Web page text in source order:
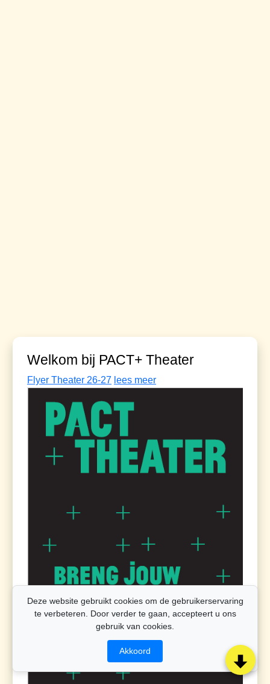
Welkom bij PACT+ Theater
Flyer Theater 26-27 lees meer
Deze website gebruikt cookies om de gebruikerservaring
te verbeteren. Door verder te gaan, accepteert u ons
gebruik van cookies.
Akkoord